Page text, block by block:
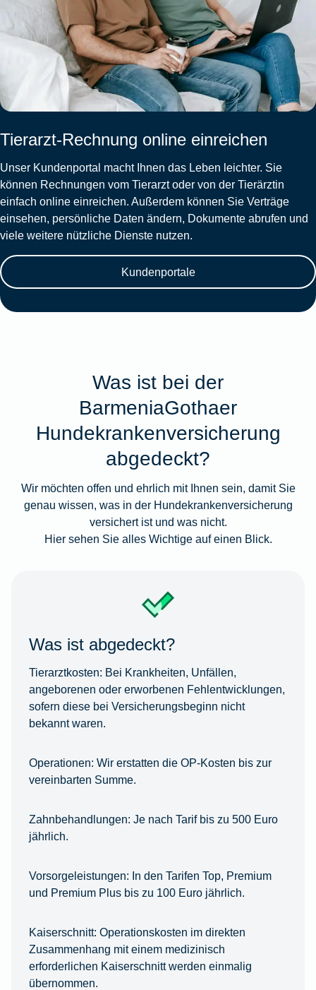
Tierarzt-Rechnung online einreichen
Unser Kundenportal macht Ihnen das Leben leichter. Sie
können Rechnungen vom Tierarzt oder von der Tierärztin
einfach online einreichen. Außerdem können Sie Verträge
einsehen, persönliche Daten ändern, Dokumente abrufen und
viele weitere nützliche Dienste nutzen.
Kundenportale
Was ist bei der
BarmeniaGothaer
Hundekrankenversicherung
abgedeckt?
Wir möchten offen und ehrlich mit Ihnen sein, damit Sie
genau wissen, was in der Hundekrankenversicherung
versichert ist und was nicht.
Hier sehen Sie alles Wichtige auf einen Blick.
Was ist abgedeckt?
Tierarztkosten: Bei Krankheiten, Unfällen,
angeborenen oder erworbenen Fehlentwicklungen,
sofern diese bei Versicherungsbeginn nicht
bekannt waren.
Operationen: Wir erstatten die OP-Kosten bis zur
vereinbarten Summe.
Zahnbehandlungen: Je nach Tarif bis zu 500 Euro
jährlich.
Vorsorgeleistungen: In den Tarifen Top, Premium
und Premium Plus bis zu 100 Euro jährlich.
Kaiserschnitt: Operationskosten im direkten
Zusammenhang mit einem medizinisch
erforderlichen Kaiserschnitt werden einmalig
übernommen.